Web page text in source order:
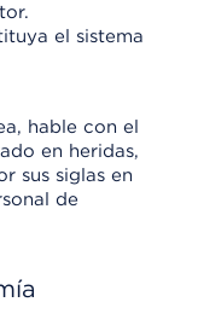
el sistema
hable con el
en heridas,
sus siglas en
de